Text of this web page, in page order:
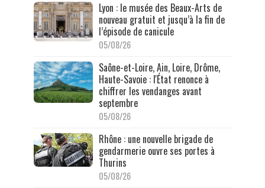
Lyon : le musée des Beaux-Arts de
nouveau gratuit et jusqu’à la fin de
l’épisode de canicule
05/08/26
Saône-et-Loire, Ain, Loire, Drôme,
Haute-Savoie : l'État renonce à
chiffrer les vendanges avant
septembre
05/08/26
Rhône : une nouvelle brigade de
gendarmerie ouvre ses portes à
Thurins
05/08/26